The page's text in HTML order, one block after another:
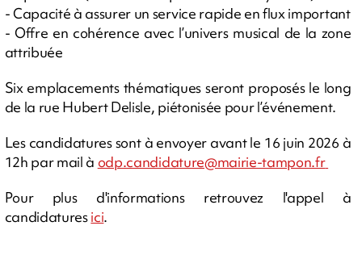
- Capacité à assurer un service rapide en flux important
- Offre en cohérence avec l’univers musical de la zone
attribuée
Six emplacements thématiques seront proposés le long
de la rue Hubert Delisle, piétonisée pour l’événement.
Les candidatures sont à envoyer avant le 16 juin 2026 à
12h par mail à odp.candidature@mairie-tampon.fr
Pour plus d'informations retrouvez l'appel à
candidaturesici.